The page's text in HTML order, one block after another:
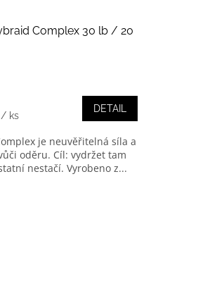
Complex 30 lb / 20
/ ks
DETAIL
je neuvěřitelná síla a
oděru. Cíl: vydržet tam
nestačí. Vyrobeno z...